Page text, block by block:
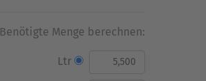
Benötigte Menge berechnen:
Ltr